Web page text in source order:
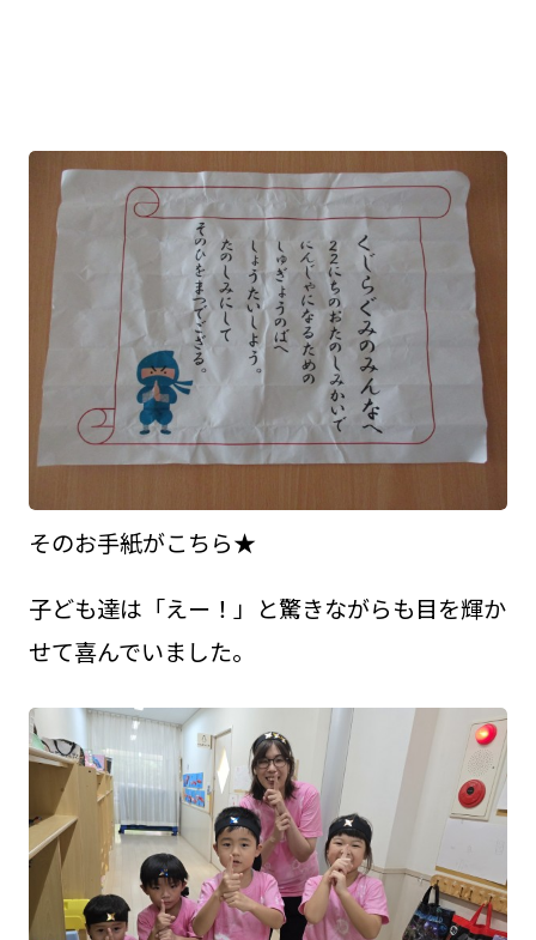
そのお手紙がこちら★
子ども達は「えー！」と驚きながらも目を輝か
せて喜んでいました。